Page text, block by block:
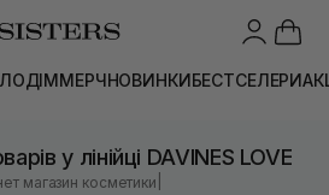
ДІММЕРЧНОВИНКИБЕСТСЕЛЕРИ
у лінійці DAVINES LOVE
магазин косметики